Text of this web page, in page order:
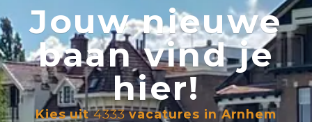
Jouw nieuwe
baan vind je
hier!
Kies uit4333vacatures in Arnhem